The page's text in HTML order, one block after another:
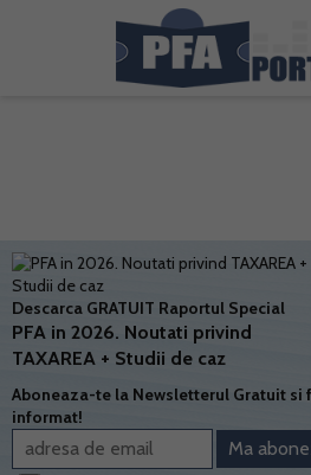
Descarca GRATUIT Raportul Special
PFA in 2026. Noutati privind
TAXAREA + Studii de caz
Aboneaza-te la Newsletterul Gratuit si
informat!